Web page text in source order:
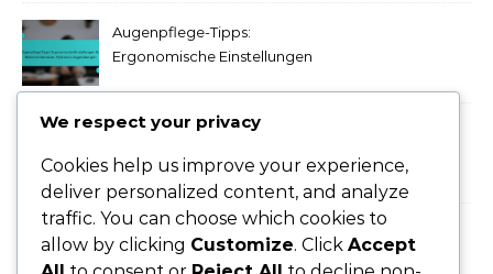
Augenpflege-Tipps:
Ergonomische Einstellungen
Augenpflege-Tipps: Warme
Kompressen für trockene
Augen,
Augentropfen
Reizungen, Sehstörungen,
We respect your privacy
Cookies help us improve your experience,
deliver personalized content, and analyze
traffic. You can choose which cookies to
allow by clicking Customize. Click Accept